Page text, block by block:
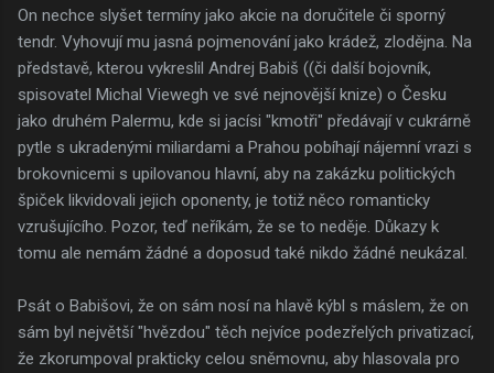
On nechce slyšet termíny jako akcie na doručitele či sporný
tendr. Vyhovují mu jasná pojmenování jako krádež, zlodějna. Na
představě, kterou vykreslil Andrej Babiš ((či další bojovník,
spisovatel Michal Viewegh ve své nejnovější knize) o Česku
jako druhém Palermu, kde si jacísi "kmotři" předávají v cukrárně
pytle s ukradenými miliardami a Prahou pobíhají nájemní vrazi s
brokovnicemi s upilovanou hlavní, aby na zakázku politických
špiček likvidovali jejich oponenty, je totiž něco romanticky
vzrušujícího. Pozor, teď neříkám, že se to neděje. Důkazy k
tomu ale nemám žádné a doposud také nikdo žádné neukázal.
Psát o Babišovi, že on sám nosí na hlavě kýbl s máslem, že on
sám byl největší "hvězdou" těch nejvíce podezřelých privatizací,
že zkorumpoval prakticky celou sněmovnu, aby hlasovala pro